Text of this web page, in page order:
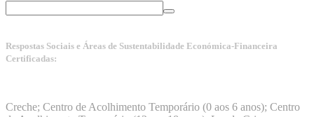
Respostas Sociais e Áreas de Sustentabilidade Económica-Financeira
Certificadas:
Creche; Centro de Acolhimento Temporário (0 aos 6 anos); Centro